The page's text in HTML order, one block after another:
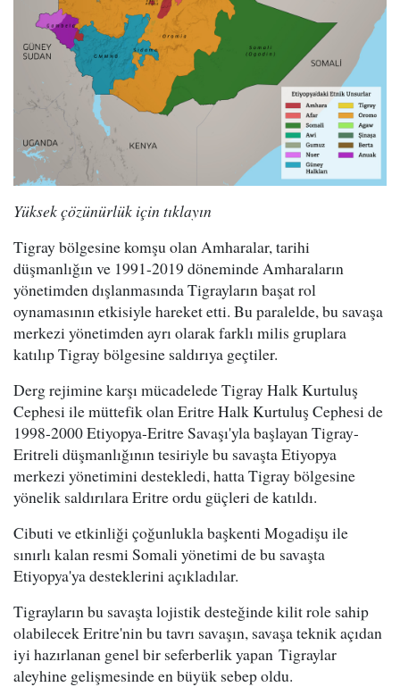
Yüksek çözünürlük için tıklayın
Tigray bölgesine komşu olan Amharalar, tarihi
düşmanlığın ve 1991-2019 döneminde Amharaların
yönetimden dışlanmasında Tigrayların başat rol
oynamasının etkisiyle hareket etti. Bu paralelde, bu savaşa
merkezi yönetimden ayrı olarak farklı milis gruplara
katılıp Tigray bölgesine saldırıya geçtiler.
Derg rejimine karşı mücadelede Tigray Halk Kurtuluş
Cephesi ile müttefik olan Eritre Halk Kurtuluş Cephesi de
1998-2000 Etiyopya-Eritre Savaşı'yla başlayan Tigray-
Eritreli düşmanlığının tesiriyle bu savaşta Etiyopya
merkezi yönetimini destekledi, hatta Tigray bölgesine
yönelik saldırılara Eritre ordu güçleri de katıldı.
Cibuti ve etkinliği çoğunlukla başkenti Mogadişu ile
sınırlı kalan resmi Somali yönetimi de bu savaşta
Etiyopya'ya desteklerini açıkladılar.
Tigrayların bu savaşta lojistik desteğinde kilit role sahip
olabilecek Eritre'nin bu tavrı savaşın, savaşa teknik açıdan
iyi hazırlanan genel bir seferberlik yapan Tigraylar
aleyhine gelişmesinde en büyük sebep oldu.